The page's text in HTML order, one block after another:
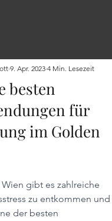
besten
für
im Golden
9. Apr. 2023 4 Min. Lesezeit
gibt es zahlreiche
zu entkommen und
der besten